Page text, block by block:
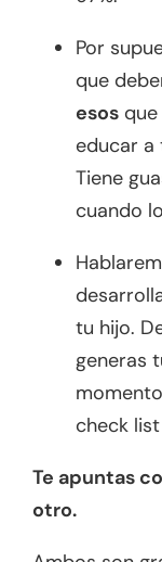
Por
que
esos
educar a
Tiene
cuando
tu hijo.
generas
check
Te apuntas
otro.